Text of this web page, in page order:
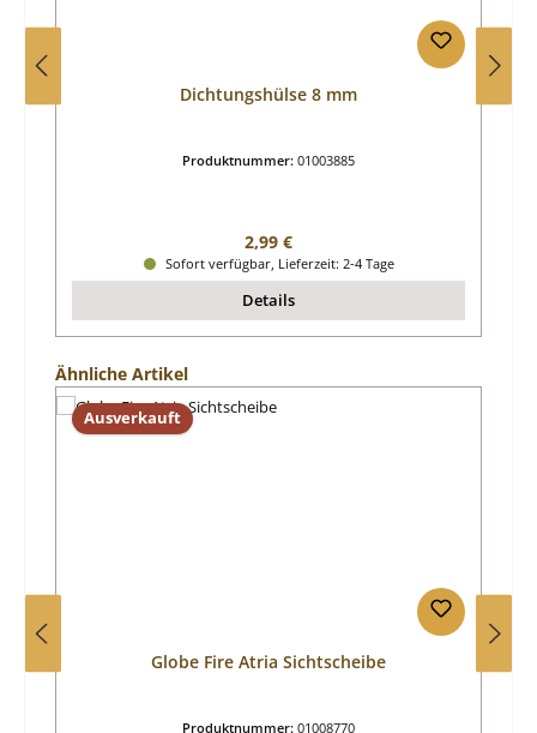
Dichtungshülse 8 mm
Produktnummer: 01003885
Regulärer Preis:
2,99 €
Sofort verfügbar, Lieferzeit: 2-4 Tage
Details
Produktgalerie überspringen
Ähnliche Artikel
Ausverkauft
Globe Fire Atria Sichtscheibe
Produktnummer: 01008770